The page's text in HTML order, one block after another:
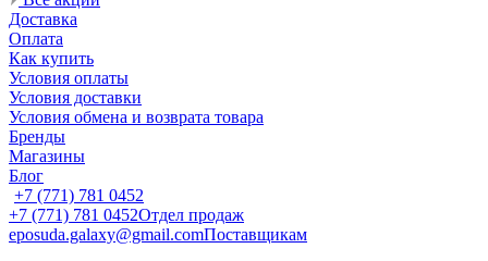
Доставка
Оплата
Как купить
Условия оплаты
Условия доставки
Условия обмена и возврата товара
Бренды
Магазины
Блог
+7 (771) 781 0452
+7 (771) 781 0452Отдел продаж
eposuda.galaxy@gmail.comПоставщикам